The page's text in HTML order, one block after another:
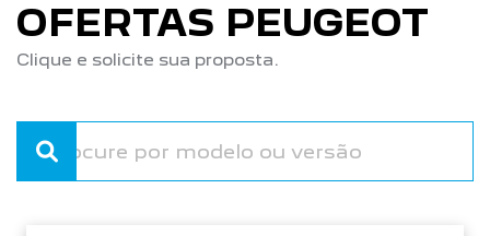
OFERTAS PEUGEOT
Clique e solicite sua proposta.